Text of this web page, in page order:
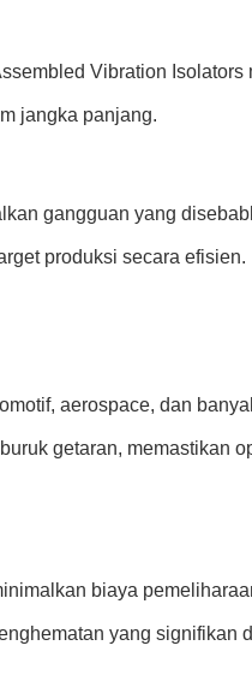
Vibration
jangka panjang.
gangguan yang
produksi secara efisien.
aerospace, dan
getaran, memastikan
biaya
yang signifikan